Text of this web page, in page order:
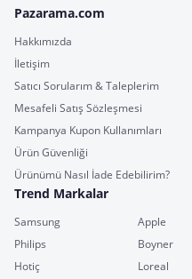
Pazarama.com
Hakkımızda
İletişim
Satıcı Sorularım & Taleplerim
Mesafeli Satış Sözleşmesi
Kampanya Kupon Kullanımları
Ürün Güvenliği
Ürünümü Nasıl İade Edebilirim?
Trend Markalar
Samsung Apple
Philips
Boyner
Hotiç
Loreal